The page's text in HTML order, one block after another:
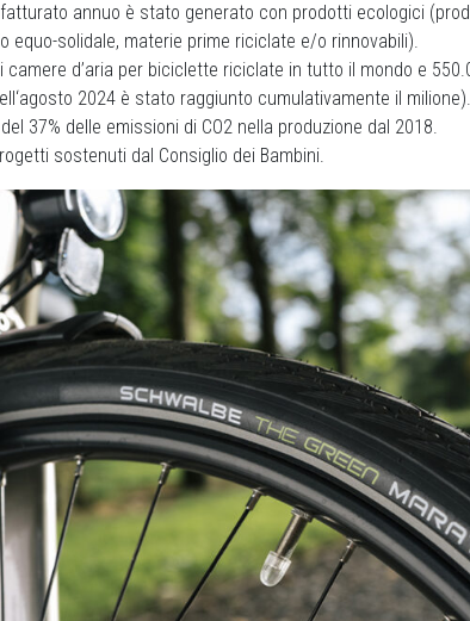
fatturato annuo è stato generato con prodotti ecologici
equo-solidale, materie prime riciclate e/o rinnovabili).
camere d’aria per biciclette riciclate in tutto il mondo e
2024 è stato raggiunto cumulativamente il milione).
37% delle emissioni di CO2 nella produzione dal 2018.
sostenuti dal Consiglio dei Bambini.